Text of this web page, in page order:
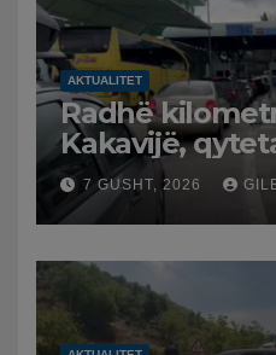
AKTUALITET
Radhë
Kakavijë,
kthehen në
bllokohen në
larta, pala
ritme të
7 GUSHT, 2026